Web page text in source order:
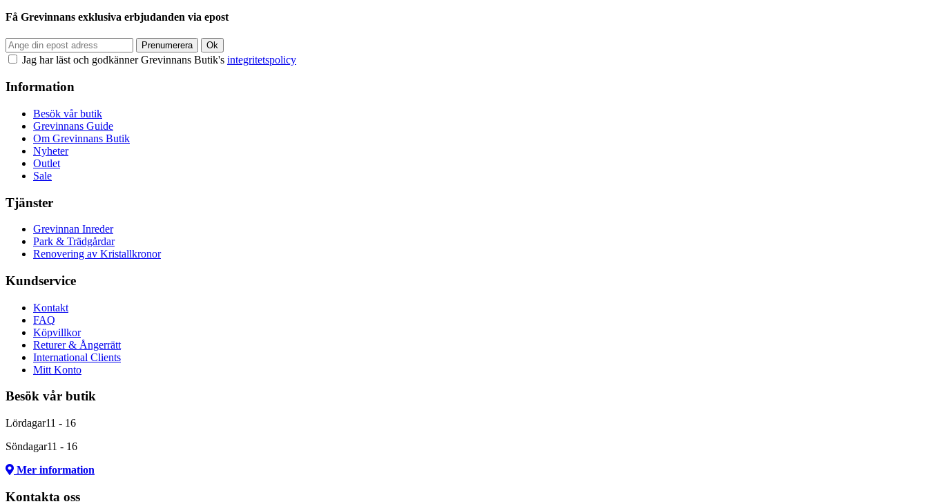
Få Grevinnans exklusiva erbjudanden via epost
Jag har läst och godkänner Grevinnans Butik's integritetspolicy
Information
Besök vår butik
Grevinnans Guide
Om Grevinnans Butik
Nyheter
Outlet
Sale
Tjänster
Grevinnan Inreder
Park & Trädgårdar
Renovering av Kristallkronor
Kundservice
Kontakt
FAQ
Köpvillkor
Returer & Ångerrätt
International Clients
Mitt Konto
Besök vår butik
Lördagar11 - 16
Söndagar11 - 16
Mer information
Kontakta oss